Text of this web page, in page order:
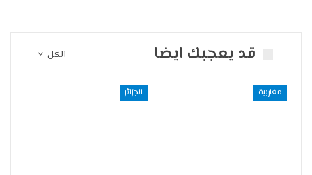
الكل قد يعجبك ايضا
مغاربية الجزائر